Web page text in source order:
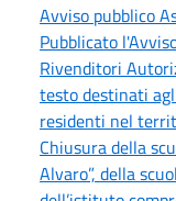
Avviso pubblico
Pubblicato
Rivenditori
testo destinati
residenti nel
Chiusura della
Alvaro”, della